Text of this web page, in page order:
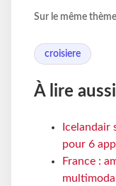
Sur le même
croisiere
À lire aussi
Icelandair
pour 6
France :